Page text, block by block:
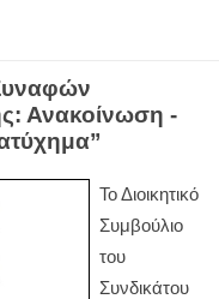
Ανακοίνωση -
Το Διοικητικό
Συμβούλιο
του
Συνδικάτου